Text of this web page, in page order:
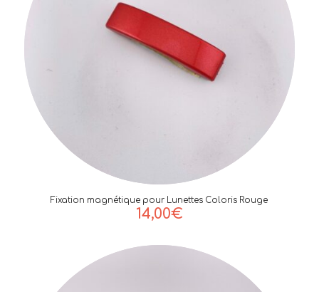
Fixation magnétique pour Lunettes Coloris Rouge
14,00€